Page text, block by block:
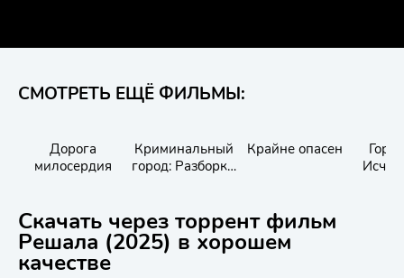
СМОТРЕТЬ ЕЩЁ ФИЛЬМЫ:
Дорога
милосердия
Криминальный
город: Разборки
Крайне опасен
Скачать через торрент фильм
Решала (2025) в хорошем
качестве